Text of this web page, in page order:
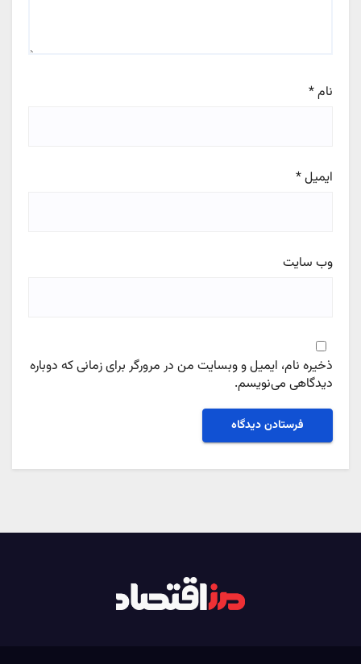
نام*
ایمیل*
وب‌ سایت
ذخیره نام، ایمیل و وبسایت من در مرورگر برای زمانی که دوباره
دیدگاهی می‌نویسم.